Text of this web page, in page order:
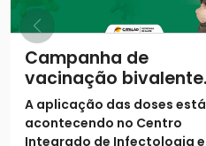
Campanha de
vacinação bivalente
contra a covid-19
continua em Catalão
A aplicação das doses está
acontecendo no Centro
Integrado de Infectologia e